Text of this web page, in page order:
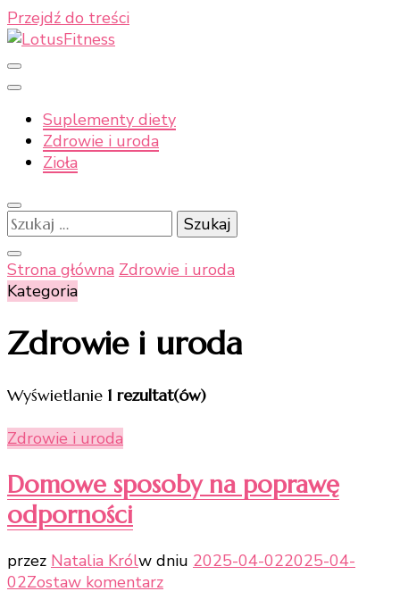
Przejdź do treści
LotusFitness
Suplementy diety
Zdrowie i uroda
Zioła
Szukaj:
Strona główna Zdrowie i uroda
Kategoria
Zdrowie i uroda
Wyświetlanie 1 rezultat(ów)
Zdrowie i uroda
Domowe sposoby na poprawę
odporności
przez Natalia Królw dniu 2025-04-022025-04-
02Zostaw komentarzdo